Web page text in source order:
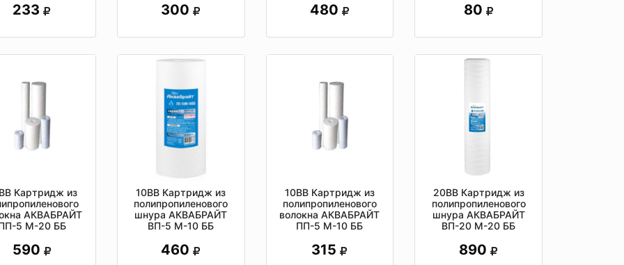
233 300 480 80
Картридж из
АКВАБРАЙТ
5 М-20 ББ
590
10ВВ Картридж из
полипропиленового
шнура АКВАБРАЙТ
ВП-5 М-10 ББ
460
10ВВ Картридж из
полипропиленового
волокна АКВАБРАЙТ
ПП-5 М-10 ББ
315
20ВВ Картридж из
полипропиленового
шнура АКВАБРАЙТ
ВП-20 М-20 ББ
890